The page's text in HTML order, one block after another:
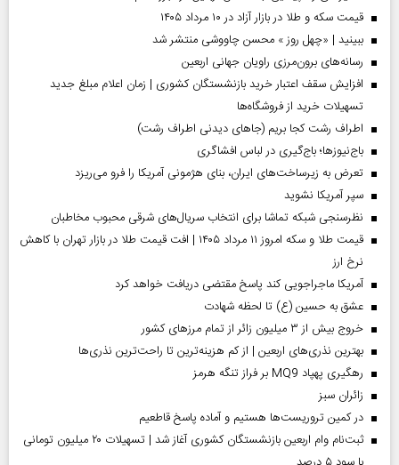
قیمت سکه و طلا در بازار آزاد در ۱۰ مرداد ۱۴۰۵
ببینید | «چهل روز » محسن چاووشی منتشر شد
رسانه‌های برون‌مرزی راویان جهانی اربعین
افزایش سقف اعتبار خرید بازنشستگان کشوری | زمان اعلام مبلغ جدید
تسهیلات خرید از فروشگاه‌ها
اطراف رشت کجا بریم (جاهای دیدنی اطراف رشت)
باج‌نیوزها؛ باج‌گیری در لباس افشاگری
تعرض به زیرساخت‌های ایران، بنای هژمونی آمریکا را فرو می‌ریزد
سپر آمریکا نشوید
نظرسنجی شبکه تماشا برای انتخاب سریال‌های شرقی محبوب مخاطبان
قیمت طلا و سکه امروز ۱۱ مرداد ۱۴۰۵ | افت قیمت طلا در بازار تهران با کاهش
نرخ ارز
آمریکا ماجراجویی کند پاسخ مقتضی دریافت خواهد کرد
عشق به حسین (ع) تا لحظه شهادت
خروج بیش از ۳ میلیون زائر از تمام مرز‌های کشور
بهترین نذری‌های اربعین | از کم هزینه‌ترین تا راحت‌ترین نذری‌ها
رهگیری پهپاد MQ9 بر فراز تنگه هرمز
‌زائران سبز
در کمین تروریست‌ها هستیم و آماده پاسخ قاطعیم
ثبت‌نام وام اربعین بازنشستگان کشوری آغاز شد | تسهیلات ۲۰ میلیون تومانی